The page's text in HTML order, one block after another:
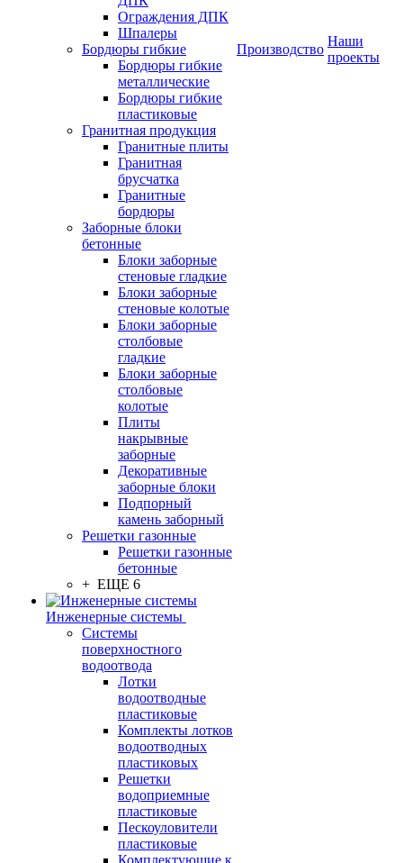
Ограждения ДПК
Шпалеры
Бордюры гибкие
Бордюры гибкие
металлические
Бордюры гибкие
пластиковые
Гранитная продукция
Гранитные плиты
Гранитная
брусчатка
Гранитные
бордюры
Заборные блоки
бетонные
Блоки заборные
стеновые гладкие
Блоки заборные
стеновые колотые
Блоки заборные
столбовые
гладкие
Блоки заборные
столбовые
колотые
Плиты
накрывные
заборные
Декоративные
заборные блоки
Подпорный
камень заборный
Решетки газонные
Решетки газонные
бетонные
+ ЕЩЕ 6
Инженерные системы
Системы
поверхностного
водоотвода
Лотки
водоотводные
пластиковые
Комплекты лотков
водоотводных
пластиковых
Решетки
водоприемные
пластиковые
Пескоуловители
пластиковые
Комплектующие к
Производство
Наши
проекты